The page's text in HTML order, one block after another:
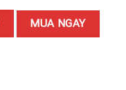
MUA NGAY